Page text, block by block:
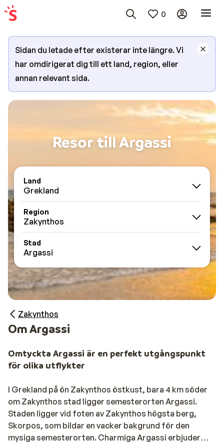
0
Sidan du letade efter existerar inte längre. Vi
har omdirigerat dig till ett land, region, eller
annan relevant sida.
Resor till Argassi
Land
Grekland
Region
Zakynthos
Stad
Argassi
Zakynthos
Om Argassi
Omtyckta Argassi är en perfekt utgångspunkt
för olika utflykter
I Grekland på ön Zakynthos östkust, bara 4 km söder
om Zakynthos stad ligger semesterorten Argassi.
Staden ligger vid foten av Zakynthos högsta berg,
Skorpos, som bildar en vacker bakgrund för den
mysiga semesterorten. Charmiga Argassi erbjuder